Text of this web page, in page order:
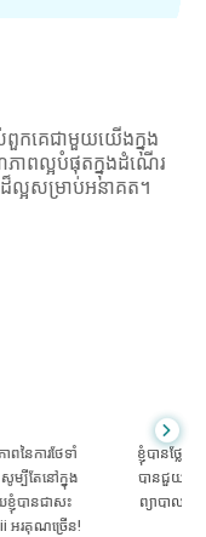
កគេជាមួយយើងក្នុង
ាពល្អបំផុតក្នុងដំណើរ
ល្អសម្រាប់អនាគត។
ៀន
ារ្យរបស់ GoMedii ដែល
ប្រទេសឥណ្ឌាដើម្បីទទួលការ
រើសរើស GoMedii ។ ពួកគេ
ដ៏ល្អជាមួយយើង